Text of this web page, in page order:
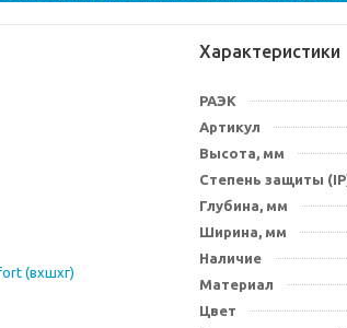
Характеристики
РАЭК
Артикул
Высота, мм
Степень защиты
Глубина, мм
Ширина, мм
Наличие
Материал
Цвет